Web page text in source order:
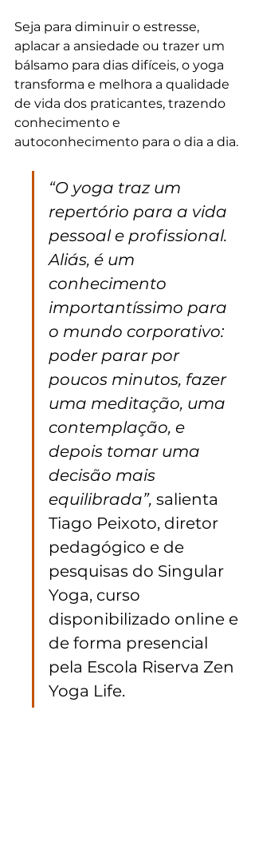
Seja para diminuir o estresse,
aplacar a ansiedade ou trazer um
bálsamo para dias difíceis, o yoga
transforma e melhora a qualidade
de vida dos praticantes, trazendo
conhecimento e
autoconhecimento para o dia a dia.
“O yoga traz um
repertório para a vida
pessoal e profissional.
Aliás, é um
conhecimento
importantíssimo para
o mundo corporativo:
poder parar por
poucos minutos, fazer
uma meditação, uma
contemplação, e
depois tomar uma
decisão mais
equilibrada”, salienta
Tiago Peixoto, diretor
pedagógico e de
pesquisas do Singular
Yoga, curso
disponibilizado online e
de forma presencial
pela Escola Riserva Zen
Yoga Life.